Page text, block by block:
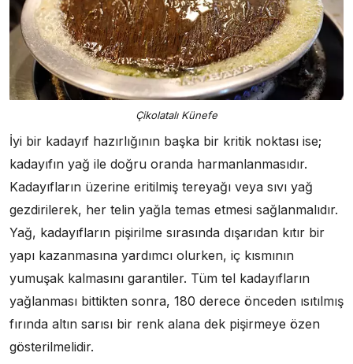
Çikolatalı Künefe
İyi bir kadayıf hazırlığının başka bir kritik noktası ise;
kadayıfın yağ ile doğru oranda harmanlanmasıdır.
Kadayıfların üzerine eritilmiş tereyağı veya sıvı yağ
gezdirilerek, her telin yağla temas etmesi sağlanmalıdır.
Yağ, kadayıfların pişirilme sırasında dışarıdan kıtır bir
yapı kazanmasına yardımcı olurken, iç kısmının
yumuşak kalmasını garantiler. Tüm tel kadayıfların
yağlanması bittikten sonra, 180 derece önceden ısıtılmış
fırında altın sarısı bir renk alana dek pişirmeye özen
gösterilmelidir.